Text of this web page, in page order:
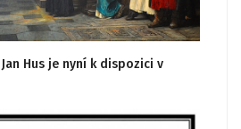
Hus je nyní k dispozici v